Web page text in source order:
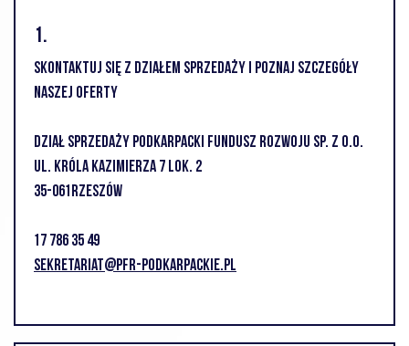
1.
SKONTAKTUJ SIĘ Z DZIAŁEM SPRZEDAŻY I POZNAJ SZCZEGÓŁY
NASZEJ OFERTY
Dział Sprzedaży PODKARPACKI FUNDUSZ ROZWOJU SP. Z O.O.
ul. Króla Kazimierza 7 lok. 2
35-061Rzeszów
17 786 35 49
sekretariat@pfr-podkarpackie.pl